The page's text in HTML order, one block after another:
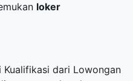
loker
dari Lowongan